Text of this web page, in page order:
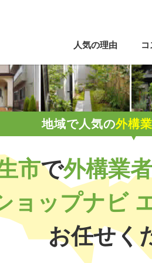
人気の理由
地域で人気の外構
市で外構業者
ョップナビ
お任せく